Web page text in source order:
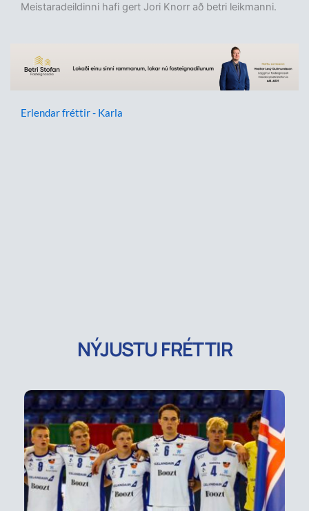
Meistaradeildinni hafi gert Jori Knorr að betri leikmanni.
Erlendar fréttir - Karla
NÝJUSTU FRÉTTIR